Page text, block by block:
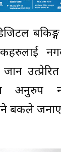
नगद
जान
अनुरुप
बैंकले